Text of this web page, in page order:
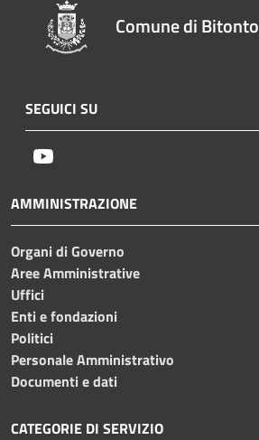
Comune di Bitonto
SEGUICI SU
AMMINISTRAZIONE
Organi di Governo
Aree Amministrative
Uffici
Enti e fondazioni
Politici
Personale Amministrativo
Documenti e dati
CATEGORIE DI SERVIZIO